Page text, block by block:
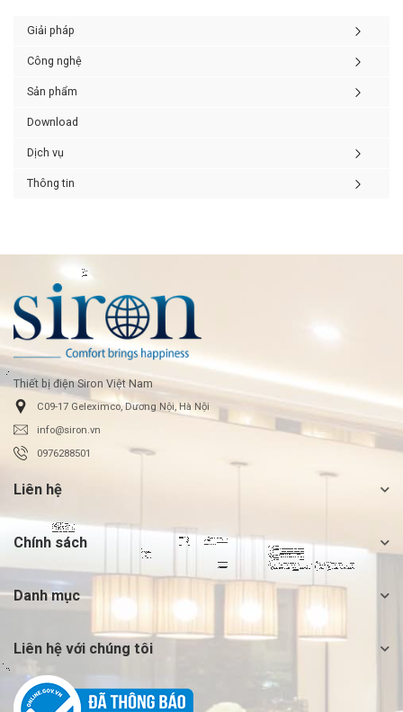
Giải pháp
Công nghệ
Sản phẩm
Download
Dịch vụ
Thông tin
Thiết bị điện Siron Việt Nam
C09-17 Geleximco, Dương Nội, Hà Nội
info@siron.vn
0976288501
Liên hệ
Chính sách
Danh mục
Liên hệ với chúng tôi